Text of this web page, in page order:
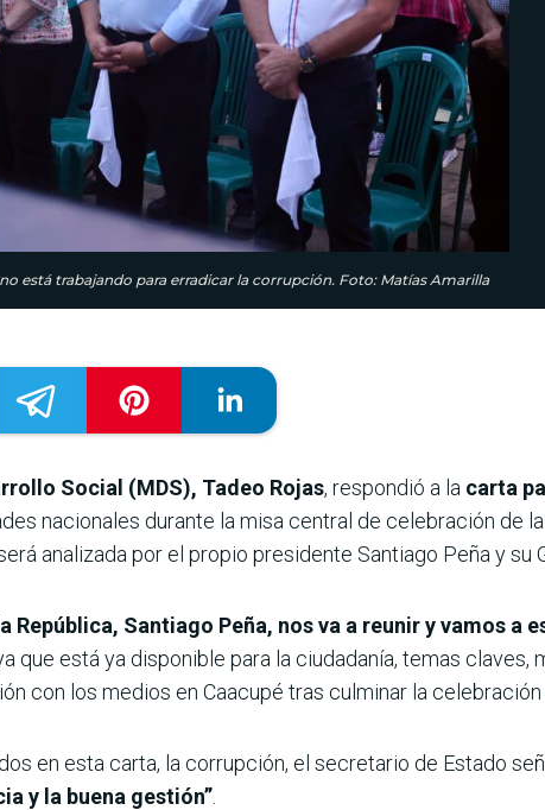
está trabajando para erradicar la corrupción. Foto: Matías Amarilla
Social (MDS), Tadeo Rojas, respondió a la carta
nacionales durante la misa central de celebración de
analizada por el propio presidente Santiago Peña y su
República, Santiago Peña, nos va a reunir y vamos a
que está ya disponible para la ciudadanía, temas
con los medios en Caacupé tras culminar la celebración
en esta carta, la corrupción, el secretario de Estado
y la buena gestión”